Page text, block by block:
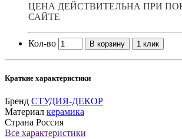
ЦЕНА ДЕЙСТВИТЕЛЬНА ПРИ
САЙТЕ
Кол-во В корзину 1 клик
Краткие характеристики
Бренд СТУДИЯ-ДЕКОР
Материал керамика
Страна Россия
Все характеристики